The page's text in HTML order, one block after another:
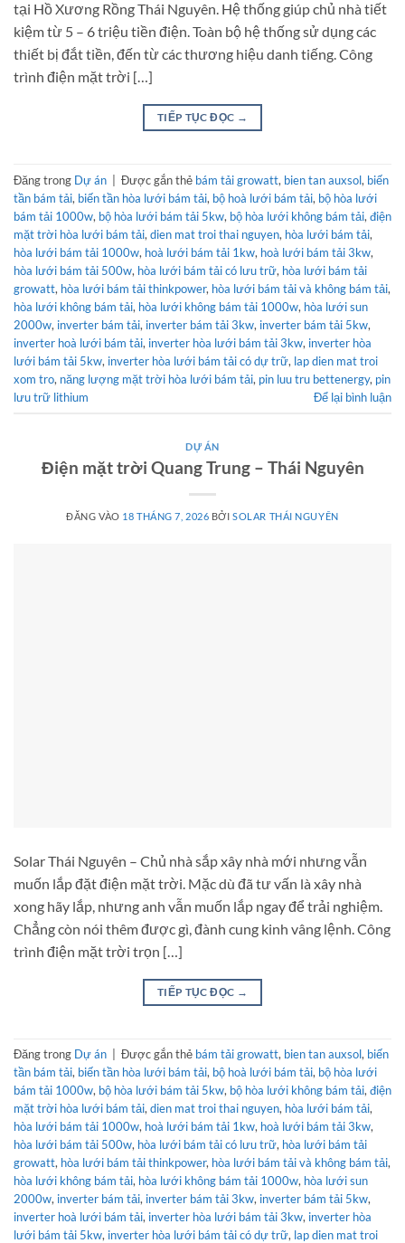
tại Hồ Xương Rồng Thái Nguyên. Hệ thống giúp chủ nhà tiết
kiệm từ 5 – 6 triệu tiền điện. Toàn bộ hệ thống sử dụng các
thiết bị đắt tiền, đến từ các thương hiệu danh tiếng. Công
trình điện mặt trời […]
TIẾP TỤC ĐỌC →
Đăng trong Dự án Được gắn thẻ bám tải growatt, bien tan auxsol, biến
tần bám tải, biến tần hòa lưới bám tải, bộ hoà lưới bám tải, bộ hòa lưới
bám tải 1000w, bộ hòa lưới bám tải 5kw, bộ hòa lưới không bám tải, điện
mặt trời hòa lưới bám tải, dien mat troi thai nguyen, hòa lưới bám tải,
hòa lưới bám tải 1000w, hoà lưới bám tải 1kw, hoà lưới bám tải 3kw,
hòa lưới bám tải 500w, hòa lưới bám tải có lưu trữ, hòa lưới bám tải
growatt, hòa lưới bám tải thinkpower, hòa lưới bám tải và không bám tải,
hòa lưới không bám tải, hòa lưới không bám tải 1000w, hòa lưới sun
2000w, inverter bám tải, inverter bám tải 3kw, inverter bám tải 5kw,
inverter hoà lưới bám tải, inverter hòa lưới bám tải 3kw, inverter hòa
lưới bám tải 5kw, inverter hòa lưới bám tải có dự trữ, lap dien mat troi
xom tro, năng lượng mặt trời hòa lưới bám tải, pin luu tru bettenergy, pin
lưu trữ lithium
Để lại bình luận
DỰ ÁN
Điện mặt trời Quang Trung – Thái Nguyên
ĐĂNG VÀO 18 THÁNG 7, 2026 BỞISOLAR THÁI NGUYÊN
Solar Thái Nguyên – Chủ nhà sắp xây nhà mới nhưng vẫn
muốn lắp đặt điện mặt trời. Mặc dù đã tư vấn là xây nhà
xong hãy lắp, nhưng anh vẫn muốn lắp ngay để trải nghiệm.
Chẳng còn nói thêm được gì, đành cung kinh vâng lệnh. Công
trình điện mặt trời trọn […]
TIẾP TỤC ĐỌC →
Đăng trong Dự án Được gắn thẻ bám tải growatt, bien tan auxsol, biến
tần bám tải, biến tần hòa lưới bám tải, bộ hoà lưới bám tải, bộ hòa lưới
bám tải 1000w, bộ hòa lưới bám tải 5kw, bộ hòa lưới không bám tải, điện
mặt trời hòa lưới bám tải, dien mat troi thai nguyen, hòa lưới bám tải,
hòa lưới bám tải 1000w, hoà lưới bám tải 1kw, hoà lưới bám tải 3kw,
hòa lưới bám tải 500w, hòa lưới bám tải có lưu trữ, hòa lưới bám tải
growatt, hòa lưới bám tải thinkpower, hòa lưới bám tải và không bám tải,
hòa lưới không bám tải, hòa lưới không bám tải 1000w, hòa lưới sun
2000w, inverter bám tải, inverter bám tải 3kw, inverter bám tải 5kw,
inverter hoà lưới bám tải, inverter hòa lưới bám tải 3kw, inverter hòa
lưới bám tải 5kw, inverter hòa lưới bám tải có dự trữ, lap dien mat troi